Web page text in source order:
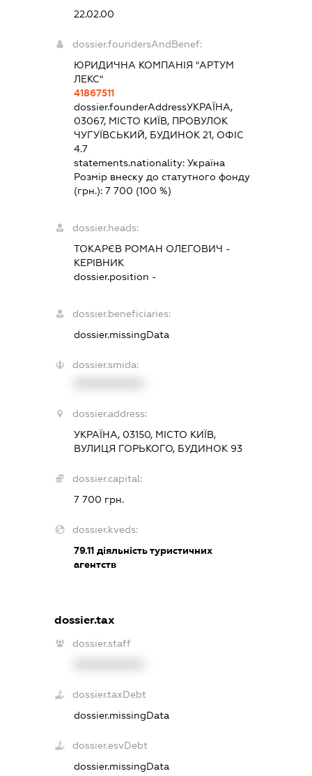
22.02.00
dossier.foundersAndBenef:
ЮРИДИЧНА КОМПАНІЯ "АРТУМ
ЛЕКС"
41867511
dossier.founderAddressУКРАЇНА,
03067, МІСТО КИЇВ, ПРОВУЛОК
ЧУГУЇВСЬКИЙ, БУДИНОК 21, ОФІС
4.7
statements.nationality:Україна
Розмір внеску до статутного фонду
(грн.):7 700 (100 %)
dossier.heads:
ТОКАРЄВ РОМАН ОЛЕГОВИЧ -
КЕРІВНИК
dossier.position -
dossier.beneficiaries:
dossier.missingData
dossier.smida:
dossier.address:
УКРАЇНА, 03150, МІСТО КИЇВ,
ВУЛИЦЯ ГОРЬКОГО, БУДИНОК 93
dossier.capital:
7 700 грн.
dossier.kveds:
79.11 діяльність туристичних
агентств
dossier.tax
dossier.staff
dossier.taxDebt
dossier.missingData
dossier.esvDebt
dossier.missingData